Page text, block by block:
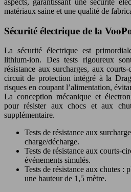
matériaux saine et une qualité de
Sécurité électrique de la
La sécurité électrique est
lithium-ion. Des tests rigoureux
résistance aux surcharges, aux
circuit de protection intégré à la
risques en coupant l’alimentation,
La conception mécanique et
pour résister aux chocs et aux
supplémentaire.
Tests de résistance aux
charge/décharge.
Tests de résistance aux courts-
événements simulés.
Tests de résistance aux chutes :
une hauteur de 1,5 mètre.